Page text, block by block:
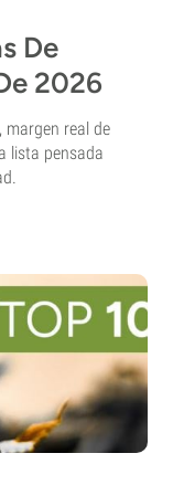
De
2026
margen real de
lista pensada